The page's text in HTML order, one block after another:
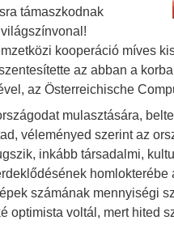
támaszkodnak
kooperáció míves
az abban a
az Österreichische
mulasztására,
véleményed szerint az
inkább társadalmi,
számának mennyiségi
optimista voltál, mert hited